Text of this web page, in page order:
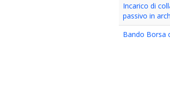
Incarico di
passivo in
Bando Borsa